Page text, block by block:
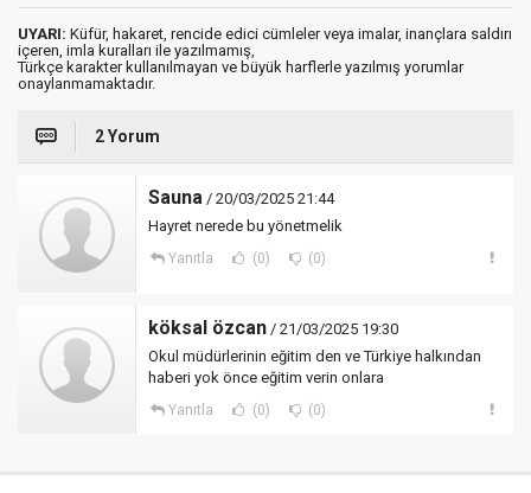
UYARI: Küfür, hakaret, rencide edici cümleler veya imalar, inançlara saldırı
içeren, imla kuralları ile yazılmamış,
Türkçe karakter kullanılmayan ve büyük harflerle yazılmış yorumlar
onaylanmamaktadır.
2 Yorum
Sauna / 20/03/2025 21:44
Hayret nerede bu yönetmelik
Yanıtla (0) (0)
köksal özcan / 21/03/2025 19:30
Okul müdürlerinin eğitim den ve Türkiye halkından
haberi yok önce eğitim verin onlara
Yanıtla (0) (0)